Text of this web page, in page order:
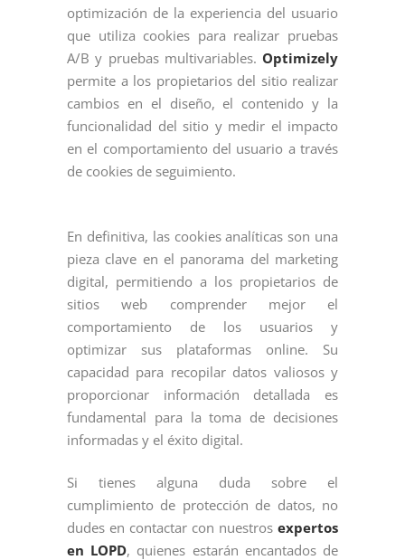
optimización de la experiencia del usuario
que utiliza cookies para realizar pruebas
A/B y pruebas multivariables. Optimizely
permite a los propietarios del sitio realizar
cambios en el diseño, el contenido y la
funcionalidad del sitio y medir el impacto
en el comportamiento del usuario a través
de cookies de seguimiento.
En definitiva, las cookies analíticas son una
pieza clave en el panorama del marketing
digital, permitiendo a los propietarios de
sitios web comprender mejor el
comportamiento de los usuarios y
optimizar sus plataformas online. Su
capacidad para recopilar datos valiosos y
proporcionar información detallada es
fundamental para la toma de decisiones
informadas y el éxito digital.
Si tienes alguna duda sobre el
cumplimiento de protección de datos, no
dudes en contactar con nuestros expertos
en LOPD, quienes estarán encantados de